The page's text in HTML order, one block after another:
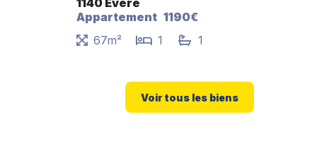
Appartement 1190€
67m²
1 1
Voir tous les biens